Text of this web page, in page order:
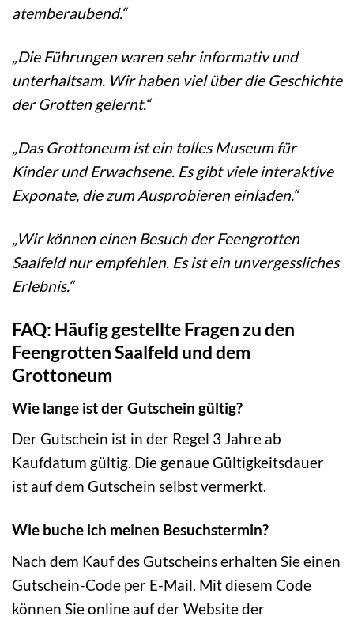
atemberaubend.“
„Die Führungen waren sehr informativ und
unterhaltsam. Wir haben viel über die Geschichte
der Grotten gelernt.“
„Das Grottoneum ist ein tolles Museum für
Kinder und Erwachsene. Es gibt viele interaktive
Exponate, die zum Ausprobieren einladen.“
„Wir können einen Besuch der Feengrotten
Saalfeld nur empfehlen. Es ist ein unvergessliches
Erlebnis.“
FAQ: Häufig gestellte Fragen zu den
Feengrotten Saalfeld und dem
Grottoneum
Wie lange ist der Gutschein gültig?
Der Gutschein ist in der Regel 3 Jahre ab
Kaufdatum gültig. Die genaue Gültigkeitsdauer
ist auf dem Gutschein selbst vermerkt.
Wie buche ich meinen Besuchstermin?
Nach dem Kauf des Gutscheins erhalten Sie einen
Gutschein-Code per E-Mail. Mit diesem Code
können Sie online auf der Website der